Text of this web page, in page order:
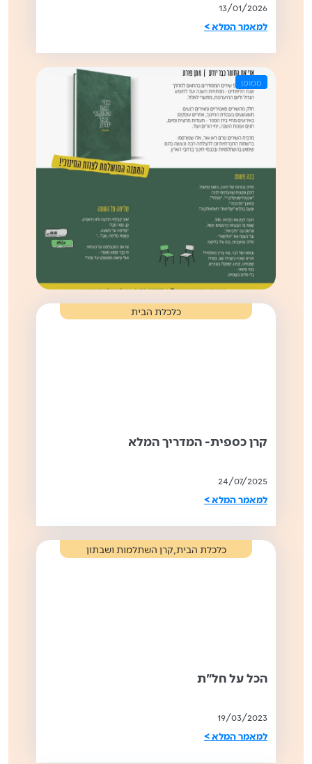
13/01/2026
למאמר המלא >
ממומן
כלכלת הבית
קרן כספית- המדריך המלא
24/07/2025
למאמר המלא >
כלכלת הבית קרן השתלמות ושבתון
הכל על חל"ת
19/03/2023
למאמר המלא >